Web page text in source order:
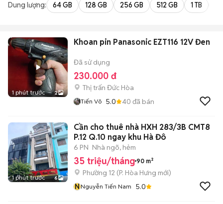
Dung lượng: 64 GB 128 GB 256 GB 512 GB 1 TB
1 phút trước 2
Khoan pin Panasonic EZT116 12V Đen
Đã sử dụng
230.000 đ
Thị trấn Đức Hòa
Tiến Võ 5.0 40 đã bán
1 phút trước 6
Cần cho thuê nhà HXH 283/3B CMT8
P.12 Q.10 ngay khu Hà Đô
6 PN Nhà ngõ, hẻm
35 triệu/tháng 90 m²
Phường 12 (P. Hòa Hưng mới)
NNguyễn Tiến Nam 5.0